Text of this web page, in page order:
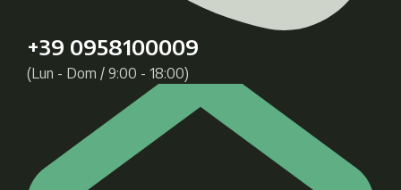
+39 0958100009
(Lun - Dom / 9:00 - 18:00)